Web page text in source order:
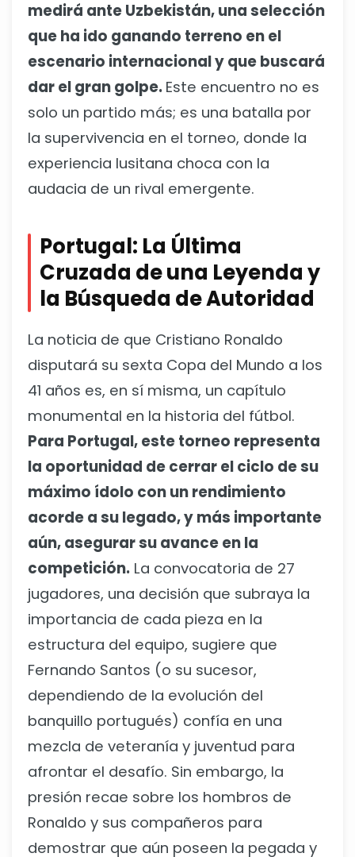
medirá ante Uzbekistán, una selección
que ha ido ganando terreno en el
escenario internacional y que buscará
dar el gran golpe. Este encuentro no es
solo un partido más; es una batalla por
la supervivencia en el torneo, donde la
experiencia lusitana choca con la
audacia de un rival emergente.
Portugal: La Última
Cruzada de una Leyenda y
la Búsqueda de Autoridad
La noticia de que Cristiano Ronaldo
disputará su sexta Copa del Mundo a los
41 años es, en sí misma, un capítulo
monumental en la historia del fútbol.
Para Portugal, este torneo representa
la oportunidad de cerrar el ciclo de su
máximo ídolo con un rendimiento
acorde a su legado, y más importante
aún, asegurar su avance en la
competición. La convocatoria de 27
jugadores, una decisión que subraya la
importancia de cada pieza en la
estructura del equipo, sugiere que
Fernando Santos (o su sucesor,
dependiendo de la evolución del
banquillo portugués) confía en una
mezcla de veteranía y juventud para
afrontar el desafío. Sin embargo, la
presión recae sobre los hombros de
Ronaldo y sus compañeros para
demostrar que aún poseen la pegada y